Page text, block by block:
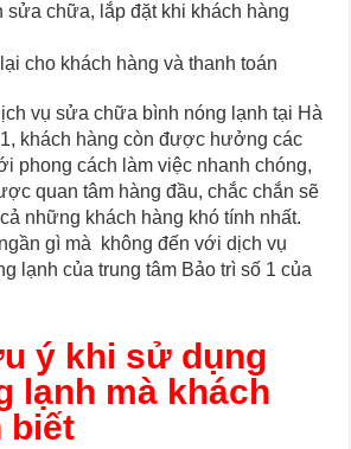
sửa chữa, lắp đặt khi khách hàng
cho khách hàng và thanh toán
vụ sửa chữa bình nóng lạnh tại Hà
khách hàng còn được hưởng các
phong cách làm việc nhanh chóng,
quan tâm hàng đầu, chắc chắn sẽ
những khách hàng khó tính nhất.
gì mà không đến với dịch vụ
lạnh của trung tâm Bảo trì số 1 của
ý khi sử dụng
lạnh mà khách
biết